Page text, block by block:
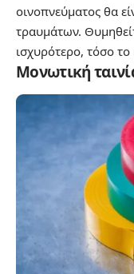
οινοπνεύματος θα
τραυμάτων.
ισχυρότερο, τόσο το
Μονωτική